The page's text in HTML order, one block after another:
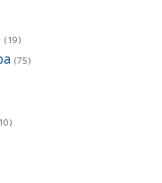
(19)
(75)